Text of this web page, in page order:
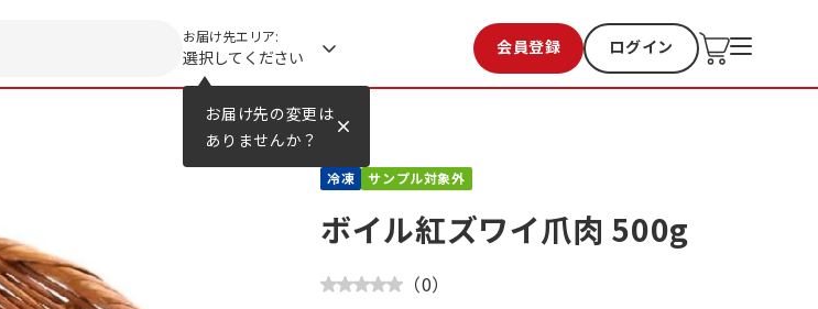
お届け先の変更は
ありませんか？
お届け先エリア:
選択してください 会員登録 ログイン
お気に入り 過去購入
冷凍 サンプル対象外
ボイル紅ズワイ爪肉 500g
（0）